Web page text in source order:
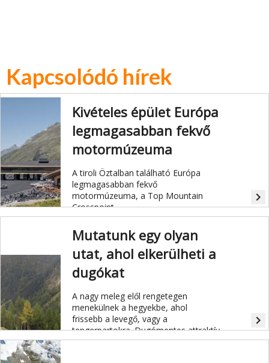
Kapcsolódó hírek
Kivételes épület Európa
legmagasabban fekvő
motormúzeuma
A tiroli Öztalban található Európa
legmagasabban fekvő
motormúzeuma, a Top Mountain
Crosspoint.
navigate_next
Mutatunk egy olyan
utat, ahol elkerülheti a
dugókat
A nagy meleg elől rengetegen
menekülnek a hegyekbe, ahol
frissebb a levegő, vagy a
tengerpartokra. Dugómentes attraktív
alternatívát ajánlunk, ha délre venné
navigate_next